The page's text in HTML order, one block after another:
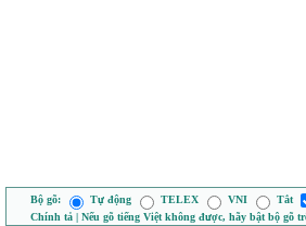
Bộ gõ: Tự động TELEX VNI Tắt
Chính tả | Nếu gõ tiếng Việt không được, hãy bật bộ gõ